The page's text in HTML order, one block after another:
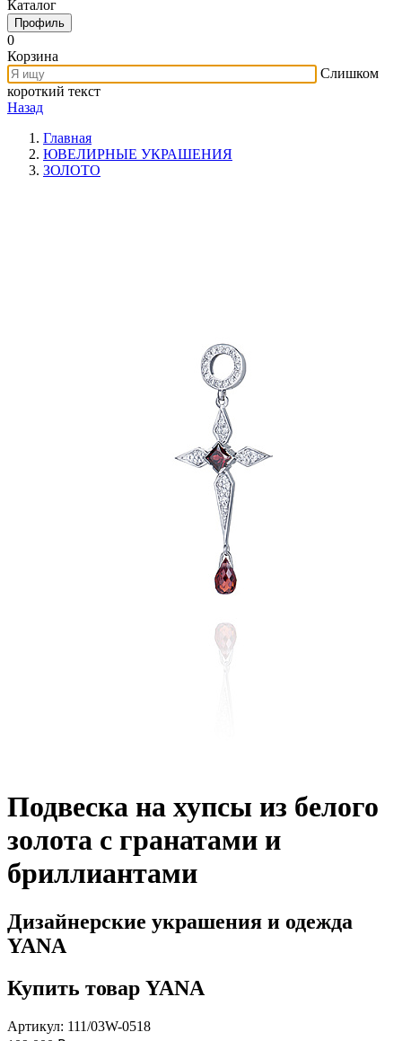
Каталог
Профиль
0
Корзина
Слишком
короткий текст
Назад
Главная
ЮВЕЛИРНЫЕ УКРАШЕНИЯ
ЗОЛОТО
Подвеска на хупсы из белого
золота с гранатами и
бриллиантами
Дизайнерские украшения и одежда
YANA
Купить товар YANA
Артикул: 111/03W-0518